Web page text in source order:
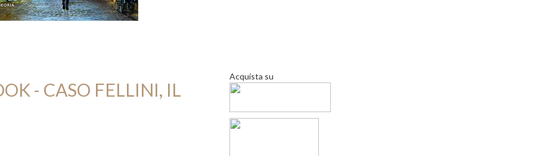
- CASO FELLINI, IL
Acquista su